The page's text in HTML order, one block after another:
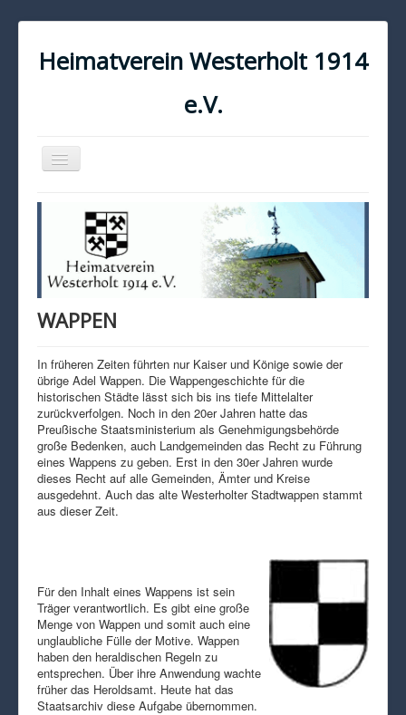
Heimatverein Westerholt 1914
e.V.
Navigation
an/aus
KONTAKT
IMPRESSUM
DATENSCHUTZ
WAPPEN
In früheren Zeiten führten nur Kaiser und Könige sowie der
übrige Adel Wappen. Die Wappengeschichte für die
historischen Städte lässt sich bis ins tiefe Mittelalter
zurückverfolgen. Noch in den 20er Jahren hatte das
Preußische Staatsministerium als Genehmigungsbehörde
große Bedenken, auch Landgemeinden das Recht zu Führung
eines Wappens zu geben. Erst in den 30er Jahren wurde
dieses Recht auf alle Gemeinden, Ämter und Kreise
ausgedehnt. Auch das alte Westerholter Stadtwappen stammt
aus dieser Zeit.
Für den Inhalt eines Wappens ist sein
Träger verantwortlich. Es gibt eine große
Menge von Wappen und somit auch eine
unglaubliche Fülle der Motive. Wappen
haben den heraldischen Regeln zu
entsprechen. Über ihre Anwendung wachte
früher das Heroldsamt. Heute hat das
Staatsarchiv diese Aufgabe übernommen.